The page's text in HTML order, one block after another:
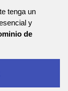
tenga un
y
de